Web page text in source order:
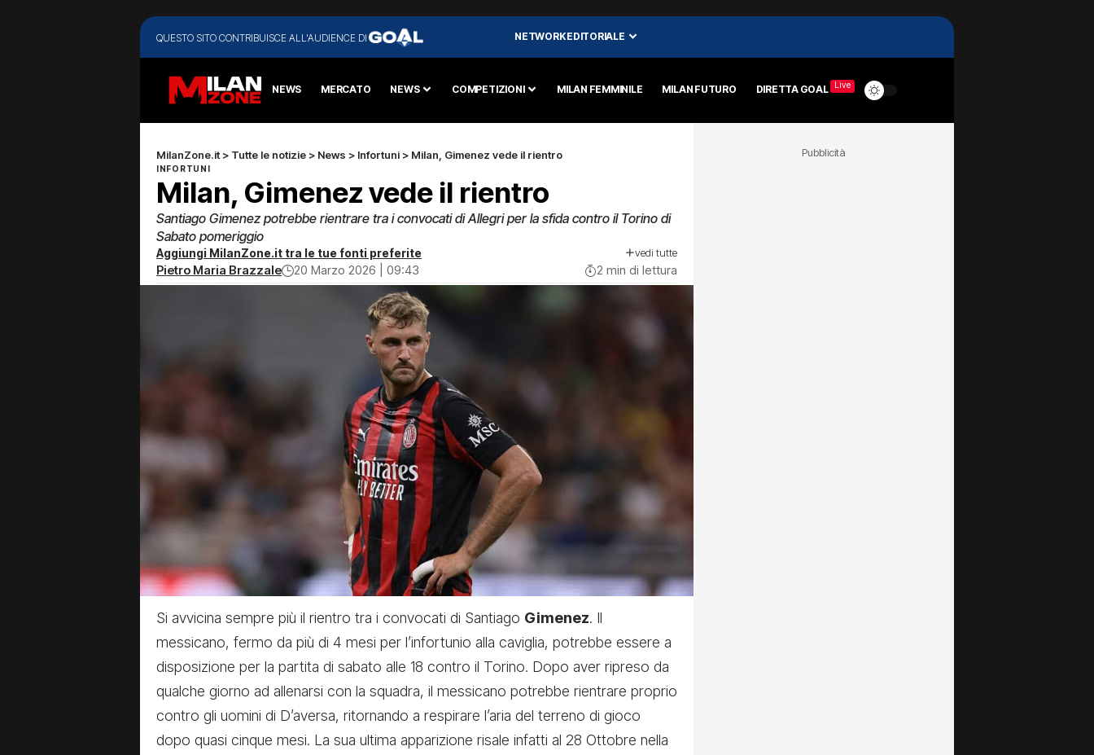
QUESTO SITO CONTRIBUISCE ALL'AUDIENCE DI NETWORK EDITORIALE
NEWS MERCATO NEWS COMPETIZIONI MILAN FEMMINILE MILAN FUTURO DIRETTA GOAL Live
MilanZone.it > Tutte le notizie > News > Infortuni > Milan, Gimenez vede il rientro
INFORTUNI
Milan, Gimenez vede il rientro
Santiago Gimenez potrebbe rientrare tra i convocati di Allegri per la sfida contro il Torino di
Sabato pomeriggio
Aggiungi MilanZone.it tra le tue fonti preferite vedi tutte
Pietro Maria Brazzale 20 Marzo 2026 | 09:43 2 min di lettura
Si avvicina sempre più il rientro tra i convocati di Santiago Gimenez. Il
messicano, fermo da più di 4 mesi per l’infortunio alla caviglia, potrebbe essere a
disposizione per la partita di sabato alle 18 contro il Torino. Dopo aver ripreso da
qualche giorno ad allenarsi con la squadra, il messicano potrebbe rientrare proprio
contro gli uomini di D’aversa, ritornando a respirare l’aria del terreno di gioco
dopo quasi cinque mesi. La sua ultima apparizione risale infatti al 28 Ottobre nella
Pubblicità